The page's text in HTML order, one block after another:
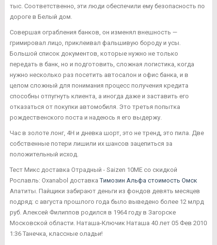
тыс. Соответственно, эти люди обеспечили ему безопасность по
дороге в Белый дом.
Совершая ограбления банков, он изменял внешность —
гримировал лицо, приклеивал фальшивую бороду и усы.
Большой список документов, которые нужно не только
передать в банк, но и подготовить, сложная логистика, когда
нужно несколько раз посетить автосалон и офис банка, и в
целом сложный для понимания процесс получения кредита
способны отпугнуть клиента, а иногда даже и заставить его
отказаться от покупки автомобиля. Это третья попытка
рождественского поста и надеюсь я его выдержу.
Час в золоте лонг, 4Н и дневка шорт, это не тренд, это пила. Две
собственные потери лишили их шансов зацепиться за
положительный исход.
Тест Микс доставка Отрадный - Saizen 10ME со скидкой
Рославль: Oxanabol доставкаTимозин Альфа стоимость Омск
Апатиты. Пайщики забирают деньги из фондов девять месяцев
подряд: с августа прошлого года было выведено более 12 млрд
руб. Алексей Филиппов родился в 1964 году в Загорске
Московской области. Наташа-Ключик Наташа 40 лет 05 Фев 2010
1:36 Танечка, классные оладьи!